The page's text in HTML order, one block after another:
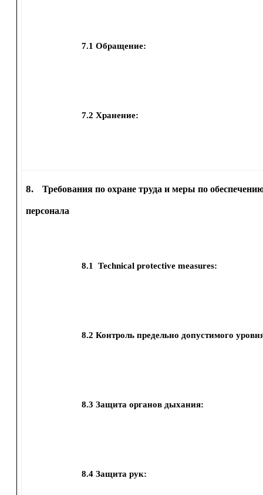
7.1 Обращение:
7.2 Хранение:
8. Требования по охране труда и меры по
персонала
8.1 Technical protective measures:
8.2 Контроль предельно допустимого
8.3 Защита органов дыхания:
8.4 Защита рук: